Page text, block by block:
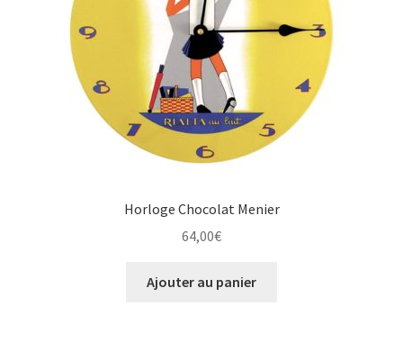
Horloge Chocolat Menier
64,00€
Ajouter au panier